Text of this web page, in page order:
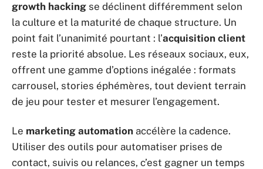
growth hacking se déclinent différemment selon
la culture et la maturité de chaque structure. Un
point fait l’unanimité pourtant : l’acquisition client
reste la priorité absolue. Les réseaux sociaux, eux,
offrent une gamme d’options inégalée : formats
carrousel, stories éphémères, tout devient terrain
de jeu pour tester et mesurer l’engagement.
Le marketing automation accélère la cadence.
Utiliser des outils pour automatiser prises de
contact, suivis ou relances, c’est gagner un temps